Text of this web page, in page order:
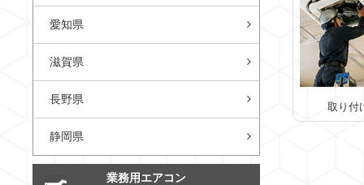
取り付
愛知県
滋賀県
長野県
静岡県
業務用エアコン